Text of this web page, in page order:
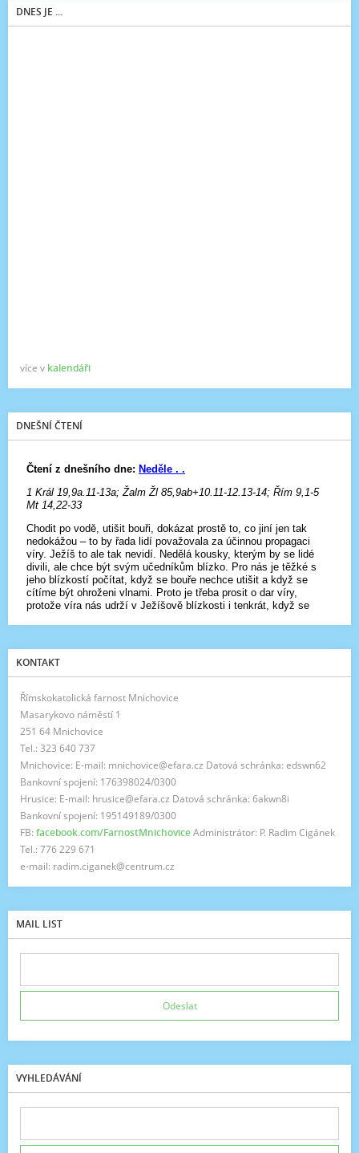
DNES JE ...
více v kalendáři
DNEŠNÍ ČTENÍ
KONTAKT
Římskokatolická farnost Mnichovice
Masarykovo náměstí 1
251 64 Mnichovice
Tel.: 323 640 737
Mnichovice: E-mail: mnichovice@efara.cz Datová schránka: edswn62
Bankovní spojení: 176398024/0300
Hrusice: E-mail: hrusice@efara.cz Datová schránka: 6akwn8i
Bankovní spojení: 195149189/0300
FB: facebook.com/FarnostMnichoviceAdministrátor: P. Radim Cigánek
Tel.: 776 229 671
e-mail: radim.ciganek@centrum.cz
MAIL LIST
VYHLEDÁVÁNÍ